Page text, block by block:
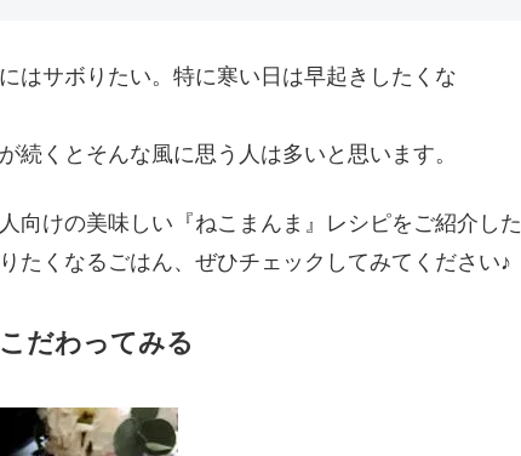
はサボりたい。特に寒い日は早起きしたくな
続くとそんな風に思う人は多いと思います。
向けの美味しい『ねこまんま』レシピをご紹介した
たくなるごはん、ぜひチェックしてみてください♪
だわってみる